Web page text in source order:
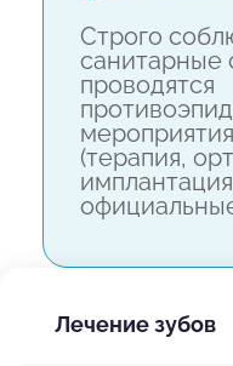
Лечение зубов
Строго
санитарные
проводятся
(терапия,